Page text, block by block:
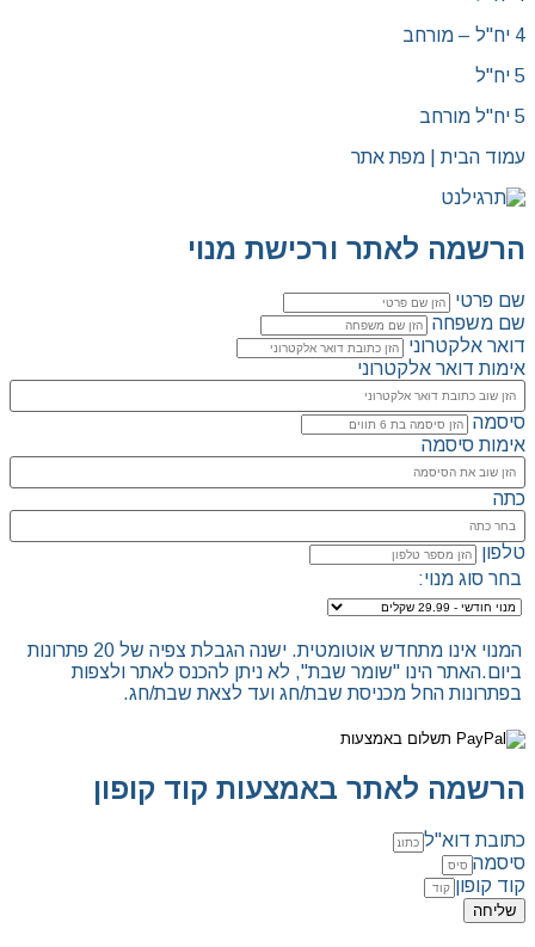
4 יח"ל – מורחב
5 יח"ל
5 יח"ל מורחב
עמוד הבית | מפת אתר
הרשמה לאתר ורכישת מנוי
שם פרטי
שם משפחה
דואר אלקטרוני
אימות דואר אלקטרוני
סיסמה
אימות סיסמה
כתה
טלפון
בחר סוג מנוי:
המנוי אינו מתחדש אוטומטית. ישנה הגבלת צפיה של 20 פתרונות
ביום.האתר הינו "שומר שבת", לא ניתן להכנס לאתר ולצפות
בפתרונות החל מכניסת שבת/חג ועד לצאת שבת/חג.
הרשמה לאתר באמצעות קוד קופון
כתובת דוא"ל
סיסמה
קוד קופון
שליחה